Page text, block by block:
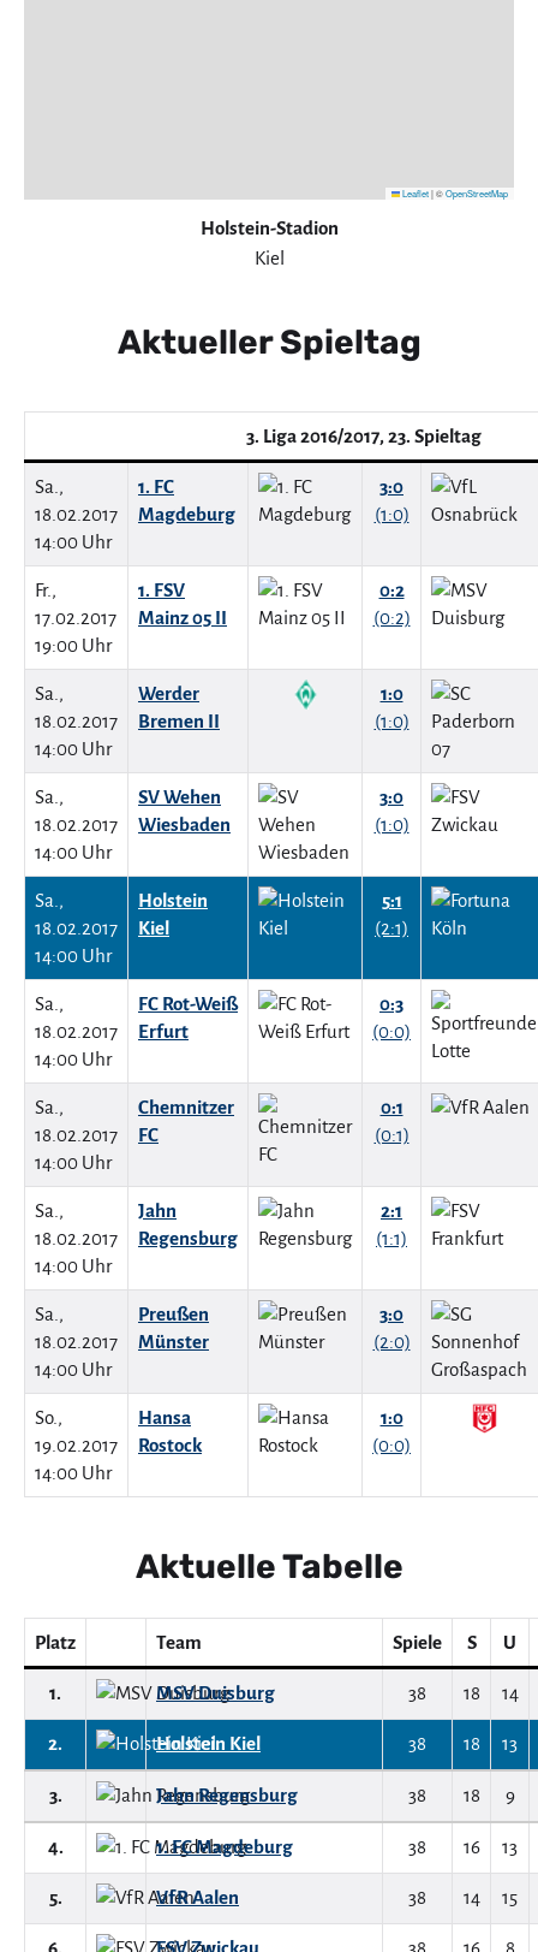
Leaflet|©OpenStreetMap
Holstein-Stadion
Kiel
Aktueller Spieltag
3. Liga 2016/2017, 23. Spieltag
Sa.,
18.02.2017
14:00 Uhr
1. FC
Magdeburg
3:0
(1:0)
Fr.,
17.02.2017
19:00 Uhr
1. FSV
Mainz 05 II
0:2
(0:2)
Sa.,
18.02.2017
14:00 Uhr
Werder
Bremen II
1:0
(1:0)
Sa.,
18.02.2017
14:00 Uhr
SV Wehen
Wiesbaden
3:0
(1:0)
Sa.,
18.02.2017
14:00 Uhr
Holstein
Kiel
5:1
(2:1)
Sa.,
18.02.2017
14:00 Uhr
FC Rot-Weiß
Erfurt
0:3
(0:0)
Sa.,
18.02.2017
14:00 Uhr
Chemnitzer
FC
0:1
(0:1)
Sa.,
18.02.2017
14:00 Uhr
Jahn
Regensburg
2:1
(1:1)
Sa.,
18.02.2017
14:00 Uhr
Preußen
Münster
3:0
(2:0)
So.,
19.02.2017
14:00 Uhr
Hansa
Rostock
1:0
(0:0)
Aktuelle Tabelle
Platz Team Spiele S U
1. MSV Duisburg 38 18 14
2. Holstein Kiel 38 18 13
3. Jahn Regensburg 38 18 9
4. 1. FC Magdeburg 38 16 13
5. VfR Aalen 38 14 15